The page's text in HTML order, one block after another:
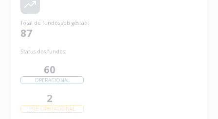
Total de fundos sob gestão:
87
Status dos fundos:
60
OPERACIONAL
2
PRÉ OPERACIONAL